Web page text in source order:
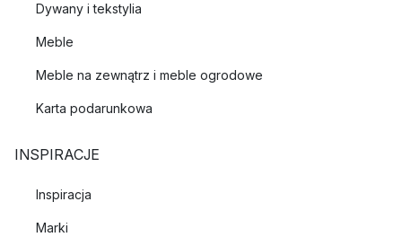
Dywany i tekstylia
Meble
Meble na zewnątrz i meble ogrodowe
Karta podarunkowa
INSPIRACJE
Inspiracja
Marki